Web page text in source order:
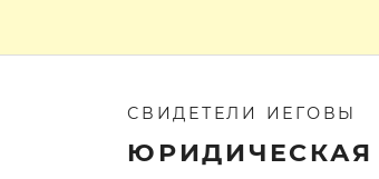
СВИДЕТЕЛИ ИЕГОВЫ
ЮРИДИЧЕСКАЯ